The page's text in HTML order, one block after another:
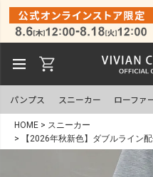
パンプス スニーカー ローファ
HOME
スニーカー
【2026年秋新色】ダブルライン